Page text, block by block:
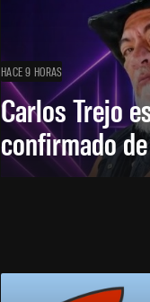
HACE 9 HORAS
Carlos Trejo
confirmado